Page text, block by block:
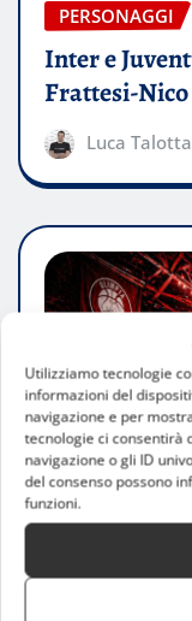
Utilizziamo tecnologie
informazioni del
navigazione e per
tecnologie ci consentirà
navigazione o gli ID
del consenso possono
funzioni.
PERSONAGGI
Inter e
Frattesi-
Luca Talotta